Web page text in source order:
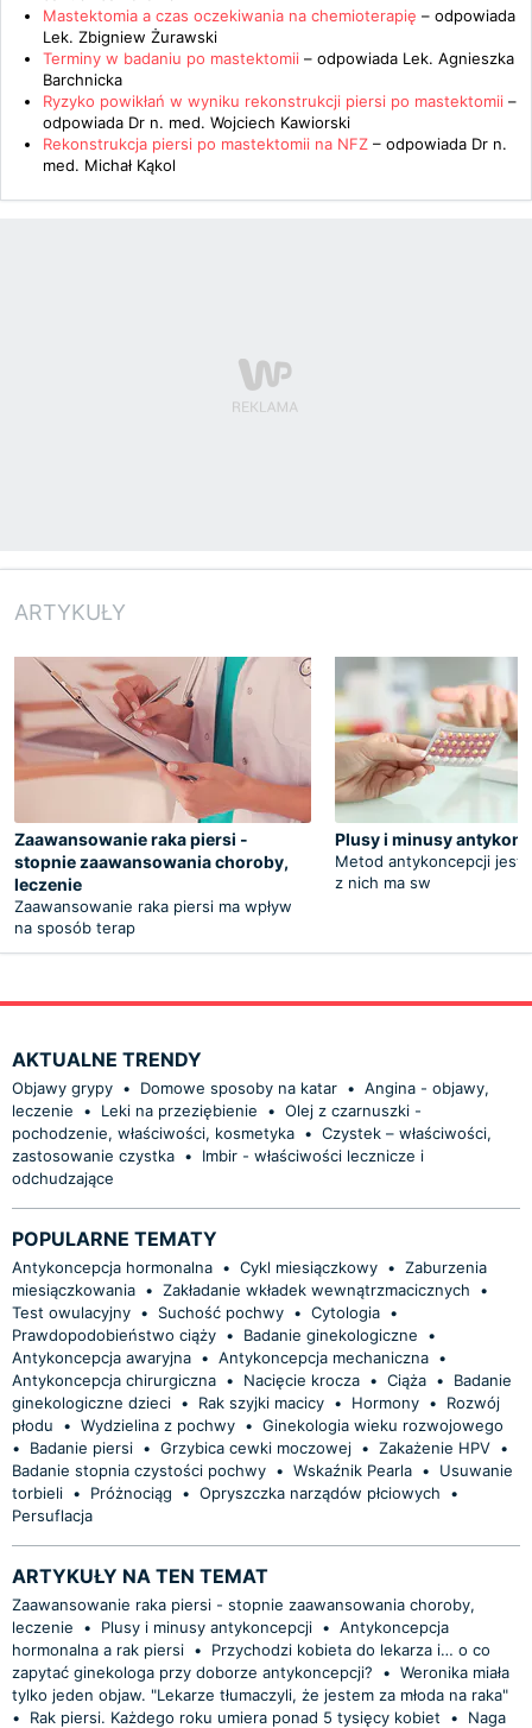
Mastektomia a czas oczekiwania na chemioterapię – odpowiada
Lek. Zbigniew Żurawski
Terminy w badaniu po mastektomii – odpowiada Lek. Agnieszka
Barchnicka
Ryzyko powikłań w wyniku rekonstrukcji piersi po mastektomii –
odpowiada Dr n. med. Wojciech Kawiorski
Rekonstrukcja piersi po mastektomii na NFZ – odpowiada Dr n.
med. Michał Kąkol
ARTYKUŁY
Zaawansowanie raka piersi -
stopnie zaawansowania choroby,
leczenie
Zaawansowanie raka piersi ma wpływ
na sposób terap
Plusy i minusy
Metod antykoncepcji jest
z nich ma sw
AKTUALNE TRENDY
Objawy grypy • Domowe sposoby na katar • Angina - objawy,
leczenie
• Leki na przeziębienie • Olej z czarnuszki -
pochodzenie, właściwości, kosmetyka • Czystek – właściwości,
zastosowanie czystka •
Imbir - właściwości lecznicze i
odchudzające
POPULARNE TEMATY
Antykoncepcja hormonalna • Cykl miesiączkowy • Zaburzenia
miesiączkowania • Zakładanie wkładek wewnątrzmacicznych
•
Test owulacyjny • Suchość pochwy • Cytologia •
Prawdopodobieństwo ciąży • Badanie ginekologiczne
•
Antykoncepcja awaryjna • Antykoncepcja mechaniczna •
Antykoncepcja chirurgiczna • Nacięcie krocza • Ciąża •
Badanie
ginekologiczne dzieci • Rak szyjki macicy • Hormony •
Rozwój
płodu
• Wydzielina z pochwy • Ginekologia wieku rozwojowego
•
Badanie piersi • Grzybica cewki moczowej • Zakażenie HPV •
Badanie stopnia czystości pochwy • Wskaźnik Pearla •
Usuwanie
torbieli • Próżnociąg • Opryszczka narządów płciowych
•
Persuflacja
ARTYKUŁY NA TEN TEMAT
Zaawansowanie raka piersi - stopnie zaawansowania choroby,
leczenie
• Plusy i minusy antykoncepcji • Antykoncepcja
hormonalna a rak piersi •
Przychodzi kobieta do lekarza i… o co
zapytać ginekologa przy doborze antykoncepcji?
• Weronika miała
tylko jeden objaw. "Lekarze tłumaczyli, że jestem za młoda na raka"
•
Rak piersi. Każdego roku umiera ponad 5 tysięcy kobiet •
Naga